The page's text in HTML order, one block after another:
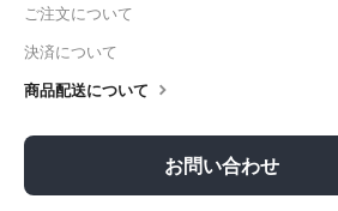
ご注文について
決済について
商品配送について
お問い合わせ